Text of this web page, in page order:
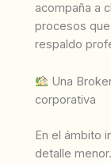
acompaña a
procesos
respaldo
Una
corporativa
En el ámbito
detalle